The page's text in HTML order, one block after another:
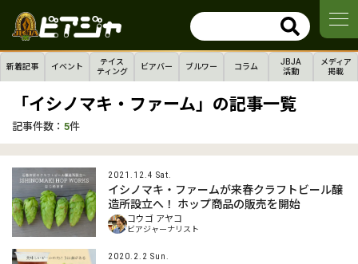
新着記事 イベント
テイス
ティング
ビアバー ブルワー コラム
JBJA
活動
メディア
掲載
「イシノマキ・ファーム」の記事一覧
記事件数： 5件
2021.12.4 Sat.
イシノマキ・ファームが来春クラフトビール醸
造所設立へ！ ホップ商品の販売を開始
コウゴ アヤコ
ビアジャーナリスト
2020.2.2 Sun.